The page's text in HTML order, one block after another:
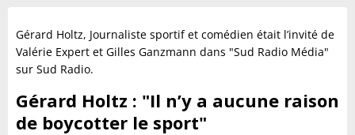
Gérard Holtz, Journaliste sportif et comédien était l’invité de
Valérie Expert et Gilles Ganzmann dans "Sud Radio Média"
sur Sud Radio.
Gérard Holtz : "Il n’y a aucune raison
de boycotter le sport"